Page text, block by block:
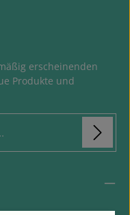
erscheinenden
Produkte und
Felder sind